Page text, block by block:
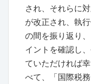
され、それらに
が改正され、執
の間を振り返り
イントを確認し
ていただければ
べて、「国際税